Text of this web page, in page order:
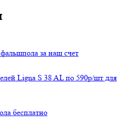
за наш счет
Ligna S 38 AL по 590р/шт для
бесплатно